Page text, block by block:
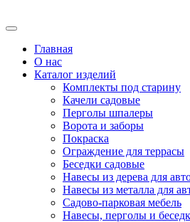
Главная
О нас
Каталог изделий
Комплекты под старину
Качели садовые
Перголы шпалеры
Ворота и заборы
Покраска
Ограждение для террасы
Беседки садовые
Навесы из дерева для
Навесы из металла для
Садово-парковая мебель
Навесы, перголы и